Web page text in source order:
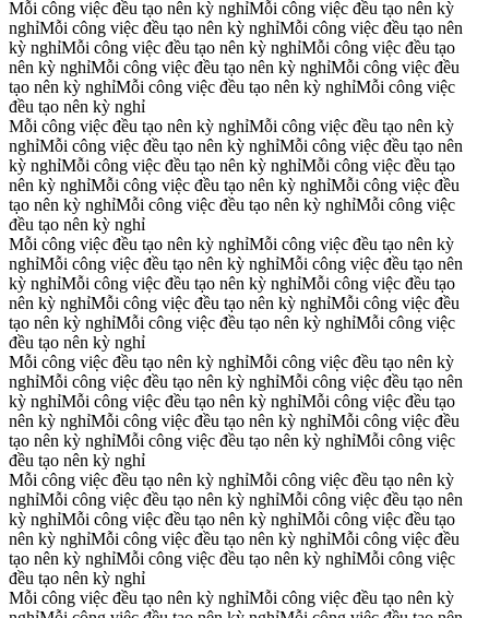
Mỗi công việc đều tạo nên kỳ nghỉMỗi công việc đều tạo nên kỳ
nghỉMỗi công việc đều tạo nên kỳ nghỉMỗi công việc đều tạo nên
kỳ nghỉMỗi công việc đều tạo nên kỳ nghỉMỗi công việc đều tạo
nên kỳ nghỉMỗi công việc đều tạo nên kỳ nghỉMỗi công việc đều
tạo nên kỳ nghỉMỗi công việc đều tạo nên kỳ nghỉMỗi công việc
đều tạo nên kỳ nghỉ
Mỗi công việc đều tạo nên kỳ nghỉMỗi công việc đều tạo nên kỳ
nghỉMỗi công việc đều tạo nên kỳ nghỉMỗi công việc đều tạo nên
kỳ nghỉMỗi công việc đều tạo nên kỳ nghỉMỗi công việc đều tạo
nên kỳ nghỉMỗi công việc đều tạo nên kỳ nghỉMỗi công việc đều
tạo nên kỳ nghỉMỗi công việc đều tạo nên kỳ nghỉMỗi công việc
đều tạo nên kỳ nghỉ
Mỗi công việc đều tạo nên kỳ nghỉMỗi công việc đều tạo nên kỳ
nghỉMỗi công việc đều tạo nên kỳ nghỉMỗi công việc đều tạo nên
kỳ nghỉMỗi công việc đều tạo nên kỳ nghỉMỗi công việc đều tạo
nên kỳ nghỉMỗi công việc đều tạo nên kỳ nghỉMỗi công việc đều
tạo nên kỳ nghỉMỗi công việc đều tạo nên kỳ nghỉMỗi công việc
đều tạo nên kỳ nghỉ
Mỗi công việc đều tạo nên kỳ nghỉMỗi công việc đều tạo nên kỳ
nghỉMỗi công việc đều tạo nên kỳ nghỉMỗi công việc đều tạo nên
kỳ nghỉMỗi công việc đều tạo nên kỳ nghỉMỗi công việc đều tạo
nên kỳ nghỉMỗi công việc đều tạo nên kỳ nghỉMỗi công việc đều
tạo nên kỳ nghỉMỗi công việc đều tạo nên kỳ nghỉMỗi công việc
đều tạo nên kỳ nghỉ
Mỗi công việc đều tạo nên kỳ nghỉMỗi công việc đều tạo nên kỳ
nghỉMỗi công việc đều tạo nên kỳ nghỉMỗi công việc đều tạo nên
kỳ nghỉMỗi công việc đều tạo nên kỳ nghỉMỗi công việc đều tạo
nên kỳ nghỉMỗi công việc đều tạo nên kỳ nghỉMỗi công việc đều
tạo nên kỳ nghỉMỗi công việc đều tạo nên kỳ nghỉMỗi công việc
đều tạo nên kỳ nghỉ
Mỗi công việc đều tạo nên kỳ nghỉMỗi công việc đều tạo nên kỳ